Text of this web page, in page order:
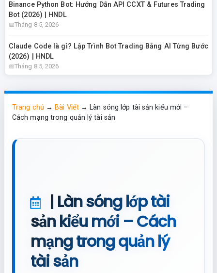
Binance Python Bot: Hướng Dẫn API CCXT & Futures Trading
Bot (2026) | HNDL
Tháng 8 5, 2026
Claude Code là gì? Lập Trình Bot Trading Bằng AI Từng Bước
(2026) | HNDL
Tháng 8 5, 2026
Trang chủ →Bài Viết→Làn sóng lớp tài sản kiểu mới –
Cách mạng trong quản lý tài sản
| Làn sóng lớp tài
sản kiểu mới – Cách
mạng trong quản lý
tài sản